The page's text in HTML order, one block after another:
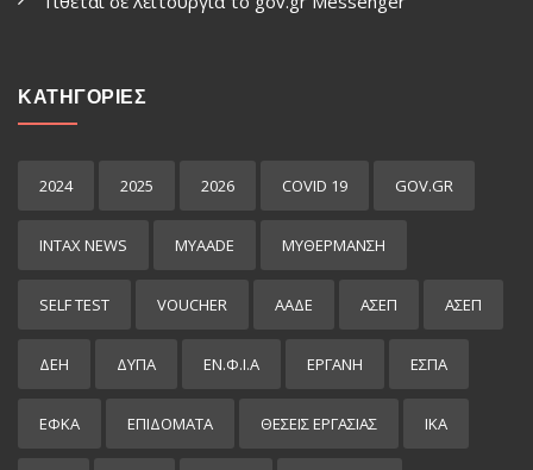
ΚΑΤΗΓΟΡΙΕΣ
2024 2025 2026 COVID 19 GOV.GR
INTAX NEWS MYAADE MYΘΈΡΜΑΝΣΗ
SELF TEST VOUCHER ΑΑΔΕ ΑΣΕΠ ΑΣΕΠ
ΔΕΗ ΔΥΠΑ ΕΝ.Φ.Ι.Α ΕΡΓΑΝΗ ΕΣΠΑ
ΕΦΚΑ ΕΠΙΔΌΜΑΤΑ ΘΕΣΕΙΣ ΕΡΓΑΣΙΑΣ ΙΚΑ